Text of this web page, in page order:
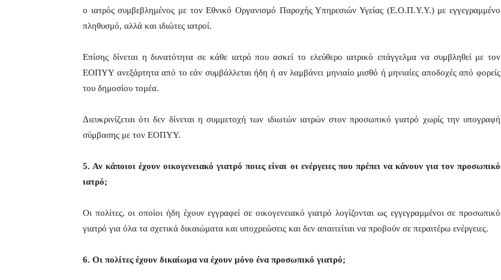
ο ιατρός συμβεβλημένος με τον Εθνικό Οργανισμό Παροχής Υπηρεσιών Υγείας (Ε.Ο.Π.Υ.Υ.) με εγγεγραμμένο
πληθυσμό, αλλά και ιδιώτες ιατροί.
Επίσης δίνεται η δυνατότητα σε κάθε ιατρό που ασκεί το ελεύθερο ιατρικό επάγγελμα να συμβληθεί με τον
ΕΟΠΥΥ ανεξάρτητα από το εάν συμβάλλεται ήδη ή αν λαμβάνει μηνιαίο μισθό ή μηνιαίες αποδοχές από φορείς
του δημοσίου τομέα.
Διευκρινίζεται ότι δεν δίνεται η συμμετοχή των ιδιωτών ιατρών στον προσωπικό γιατρό χωρίς την υπογραφή
σύμβασης με τον ΕΟΠΥΥ.
5. Αν κάποιοι έχουν οικογενειακό γιατρό ποιες είναι οι ενέργειες που πρέπει να κάνουν για τον προσωπικό
ιατρό;
Οι πολίτες, οι οποίοι ήδη έχουν εγγραφεί σε οικογενειακό γιατρό λογίζονται ως εγγεγραμμένοι σε προσωπικό
γιατρό για όλα τα σχετικά δικαιώματα και υποχρεώσεις και δεν απαιτείται να προβούν σε περαιτέρω ενέργειες.
6. Οι πολίτες έχουν δικαίωμα να έχουν μόνο ένα προσωπικό γιατρό;